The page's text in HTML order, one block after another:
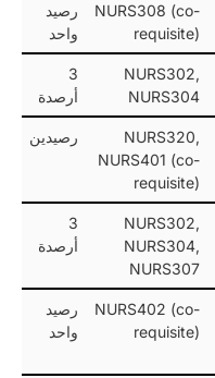
NURS308 (co-
requisite)
رصيد
واحد
NURS302,
NURS304
3
أرصدة
NURS320,
NURS401 (co-
requisite)
رصيدين
NURS302,
NURS304,
NURS307
3
أرصدة
NURS402 (co-
requisite)
رصيد
واحد